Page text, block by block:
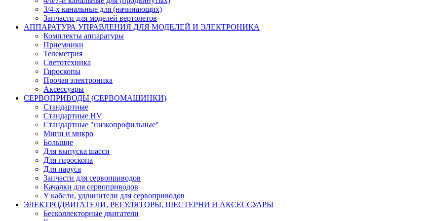
3/4-х канальные для (начинающих)
Запчасти для моделей вертолетов
АППАРАТУРА УПРАВЛЕНИЯ ДЛЯ МОДЕЛЕЙ И ЭЛЕКТРОНИКА
Комплекты аппаратуры
Приемники
Телеметрия
Светотехника
Гироскопы
Прочая электроника
Аксессуары
СЕРВОПРИВОДЫ (СЕРВОМАШИНКИ)
Стандартные
Стандартные HV
Стандартные "низкопрофильные"
Мини и микро
Большие
Для выпуска шасси
Для гироскопа
Для паруса
Запчасти для сервоприводов
Качалки для сервоприводов
Y кабели, удлинители для сервоприводов
ЭЛЕКТРОДВИГАТЕЛИ, РЕГУЛЯТОРЫ, ШЕСТЕРНИ И АКСЕССУАРЫ
Бесколлекторные двигатели